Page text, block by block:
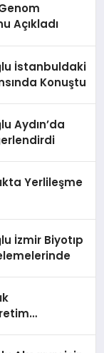
Açıkladı
İstanbuldaki
Konuştu
Aydın’da
Yerlileşme
İzmir Biyotıp